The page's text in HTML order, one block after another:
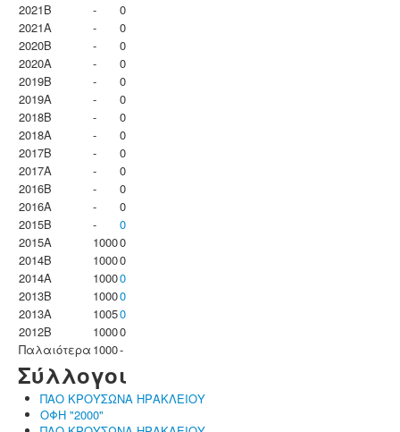
2021B
-
0
2021A
-
0
2020B
-
0
2020A
-
0
2019B
-
0
2019A
-
0
2018B
-
0
2018A
-
0
2017B
-
0
2017A
-
0
2016B
-
0
2016A
-
0
2015B
-
0
2015A
10000
2014B
10000
2014A
10000
2013B
10000
2013A
10050
2012B
10000
Παλαιότερα 1000-
Σύλλογοι
ΠΑΟ ΚΡΟΥΣΩΝΑ ΗΡΑΚΛΕΙΟΥ
ΟΦΗ "2000"